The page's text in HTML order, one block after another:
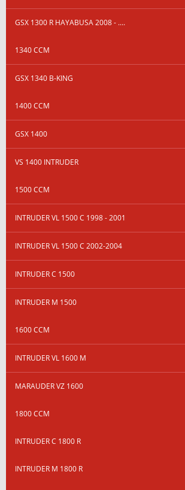
GSX 1300 R HAYABUSA 2008 - ....
1340 CCM
GSX 1340 B-KING
1400 CCM
GSX 1400
VS 1400 INTRUDER
1500 CCM
INTRUDER VL 1500 C 1998 - 2001
INTRUDER VL 1500 C 2002-2004
INTRUDER C 1500
INTRUDER M 1500
1600 CCM
INTRUDER VL 1600 M
MARAUDER VZ 1600
1800 CCM
INTRUDER C 1800 R
INTRUDER M 1800 R